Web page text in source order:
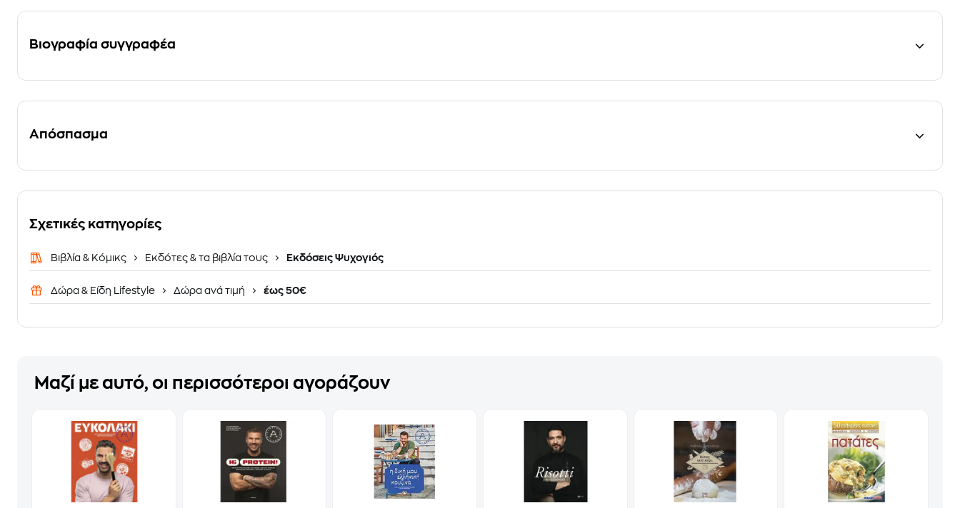
Βιογραφία συγγραφέα
Απόσπασμα
Σχετικές κατηγορίες
Βιβλία & Κόμικς Εκδότες & τα βιβλία τους Εκδόσεις Ψυχογιός
Δώρα & Είδη Lifestyle Δώρα ανά τιμή έως 50€
Μαζί με αυτό, οι περισσότεροι αγοράζουν